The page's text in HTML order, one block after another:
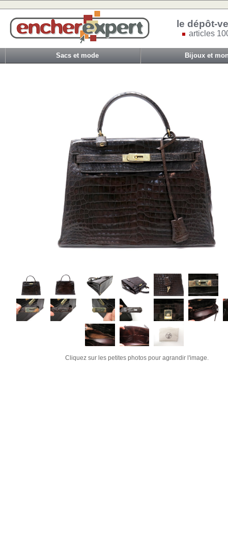
le dépôt-
articles
Sacs et mode Bijoux et
Cliquez sur les petites photos pour agrandir l'image.